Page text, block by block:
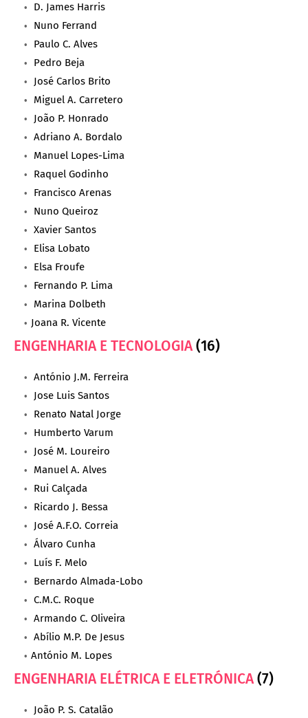
D. James Harris
Nuno Ferrand
Paulo C. Alves
Pedro Beja
José Carlos Brito
Miguel A. Carretero
João P. Honrado
Adriano A. Bordalo
Manuel Lopes-Lima
Raquel Godinho
Francisco Arenas
Nuno Queiroz
Xavier Santos
Elisa Lobato
Elsa Froufe
Fernando P. Lima
Marina Dolbeth
Joana R. Vicente
ENGENHARIA E TECNOLOGIA(16)
António J.M. Ferreira
Jose Luis Santos
Renato Natal Jorge
Humberto Varum
José M. Loureiro
Manuel A. Alves
Rui Calçada
Ricardo J. Bessa
José A.F.O. Correia
Álvaro Cunha
Luís F. Melo
Bernardo Almada-Lobo
C.M.C. Roque
Armando C. Oliveira
Abílio M.P. De Jesus
António M. Lopes
ENGENHARIA ELÉTRICA E ELETRÓNICA(7)
João P. S. Catalão